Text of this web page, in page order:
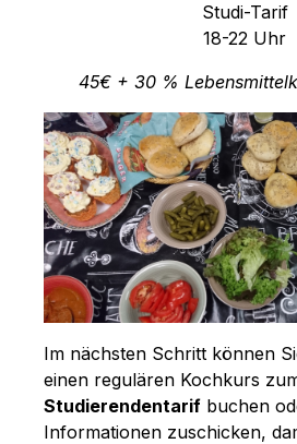
Studi-Tarif
18-22 Uhr
45€ + 30 %
Im nächsten Schritt können
einen regulären Kochkurs
Studierendentarif buchen
Informationen zuschicken,